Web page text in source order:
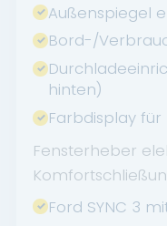
Außenspiegel
Bord-/
hinten)
Farbdisplay
Fensterheber
Ford SYNC 3